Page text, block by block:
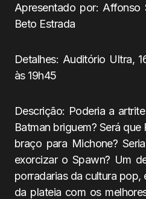
Apresentado por: Affonso
Beto Estrada
Detalhes: Auditório Ultra,
às 19h45
Descrição: Poderia a
Batman briguem? Será
braço para Michone?
exorcizar o Spawn? Um
porradarias da cultura pop,
da plateia com os